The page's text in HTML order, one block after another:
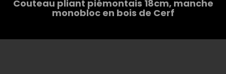
Couteau pliant piémontais 18cm, manche
monobloc en bois de Cerf